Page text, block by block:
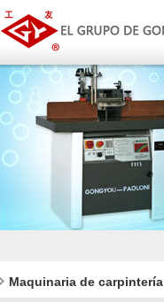
Maquinaria de carpintería